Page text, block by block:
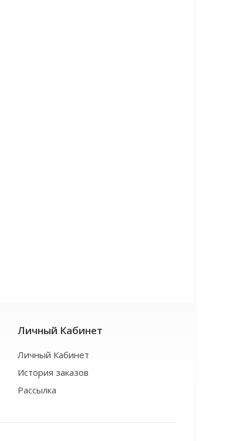
Личный Кабинет
Личный Кабинет
История заказов
Рассылка